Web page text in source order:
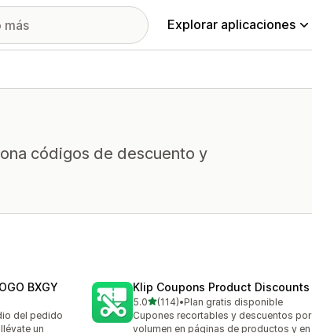
Explorar aplicaciones
códigos de descuento y
BXGY
del pedido
un
Klip Coupons Product Discounts
5.0de 5 estrellas
(114)
114 reseñas en total
•Plan gratis disponible
Cupones recortables y descuentos por
volumen en páginas de productos y en